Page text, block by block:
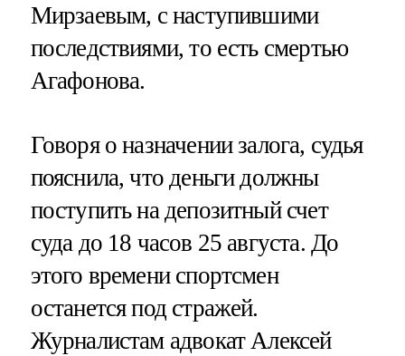
Мирзаевым, с наступившими
последствиями, то есть смертью
Агафонова.
Говоря о назначении залога, судья
пояснила, что деньги должны
поступить на депозитный счет
суда до 18 часов 25 августа. До
этого времени спортсмен
останется под стражей.
Журналистам адвокат Алексей